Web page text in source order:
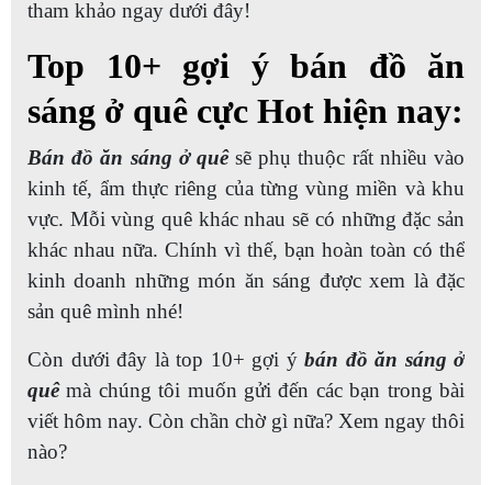
tham khảo ngay dưới đây!
Top 10+ gợi ý bán đồ ăn
sáng ở quê cực Hot hiện nay:
Bán đồ ăn sáng ở quêsẽ phụ thuộc rất nhiều vào
kinh tế, ẩm thực riêng của từng vùng miền và khu
vực. Mỗi vùng quê khác nhau sẽ có những đặc sản
khác nhau nữa. Chính vì thế, bạn hoàn toàn có thể
kinh doanh những món ăn sáng được xem là đặc
sản quê mình nhé!
Còn dưới đây là top 10+ gợi ý bán đồ ăn sáng ở
quêmà chúng tôi muốn gửi đến các bạn trong bài
viết hôm nay. Còn chần chờ gì nữa? Xem ngay thôi
nào?